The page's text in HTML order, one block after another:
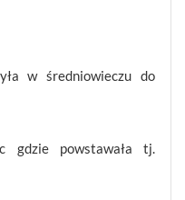
w średniowieczu do
gdzie powstawała tj.